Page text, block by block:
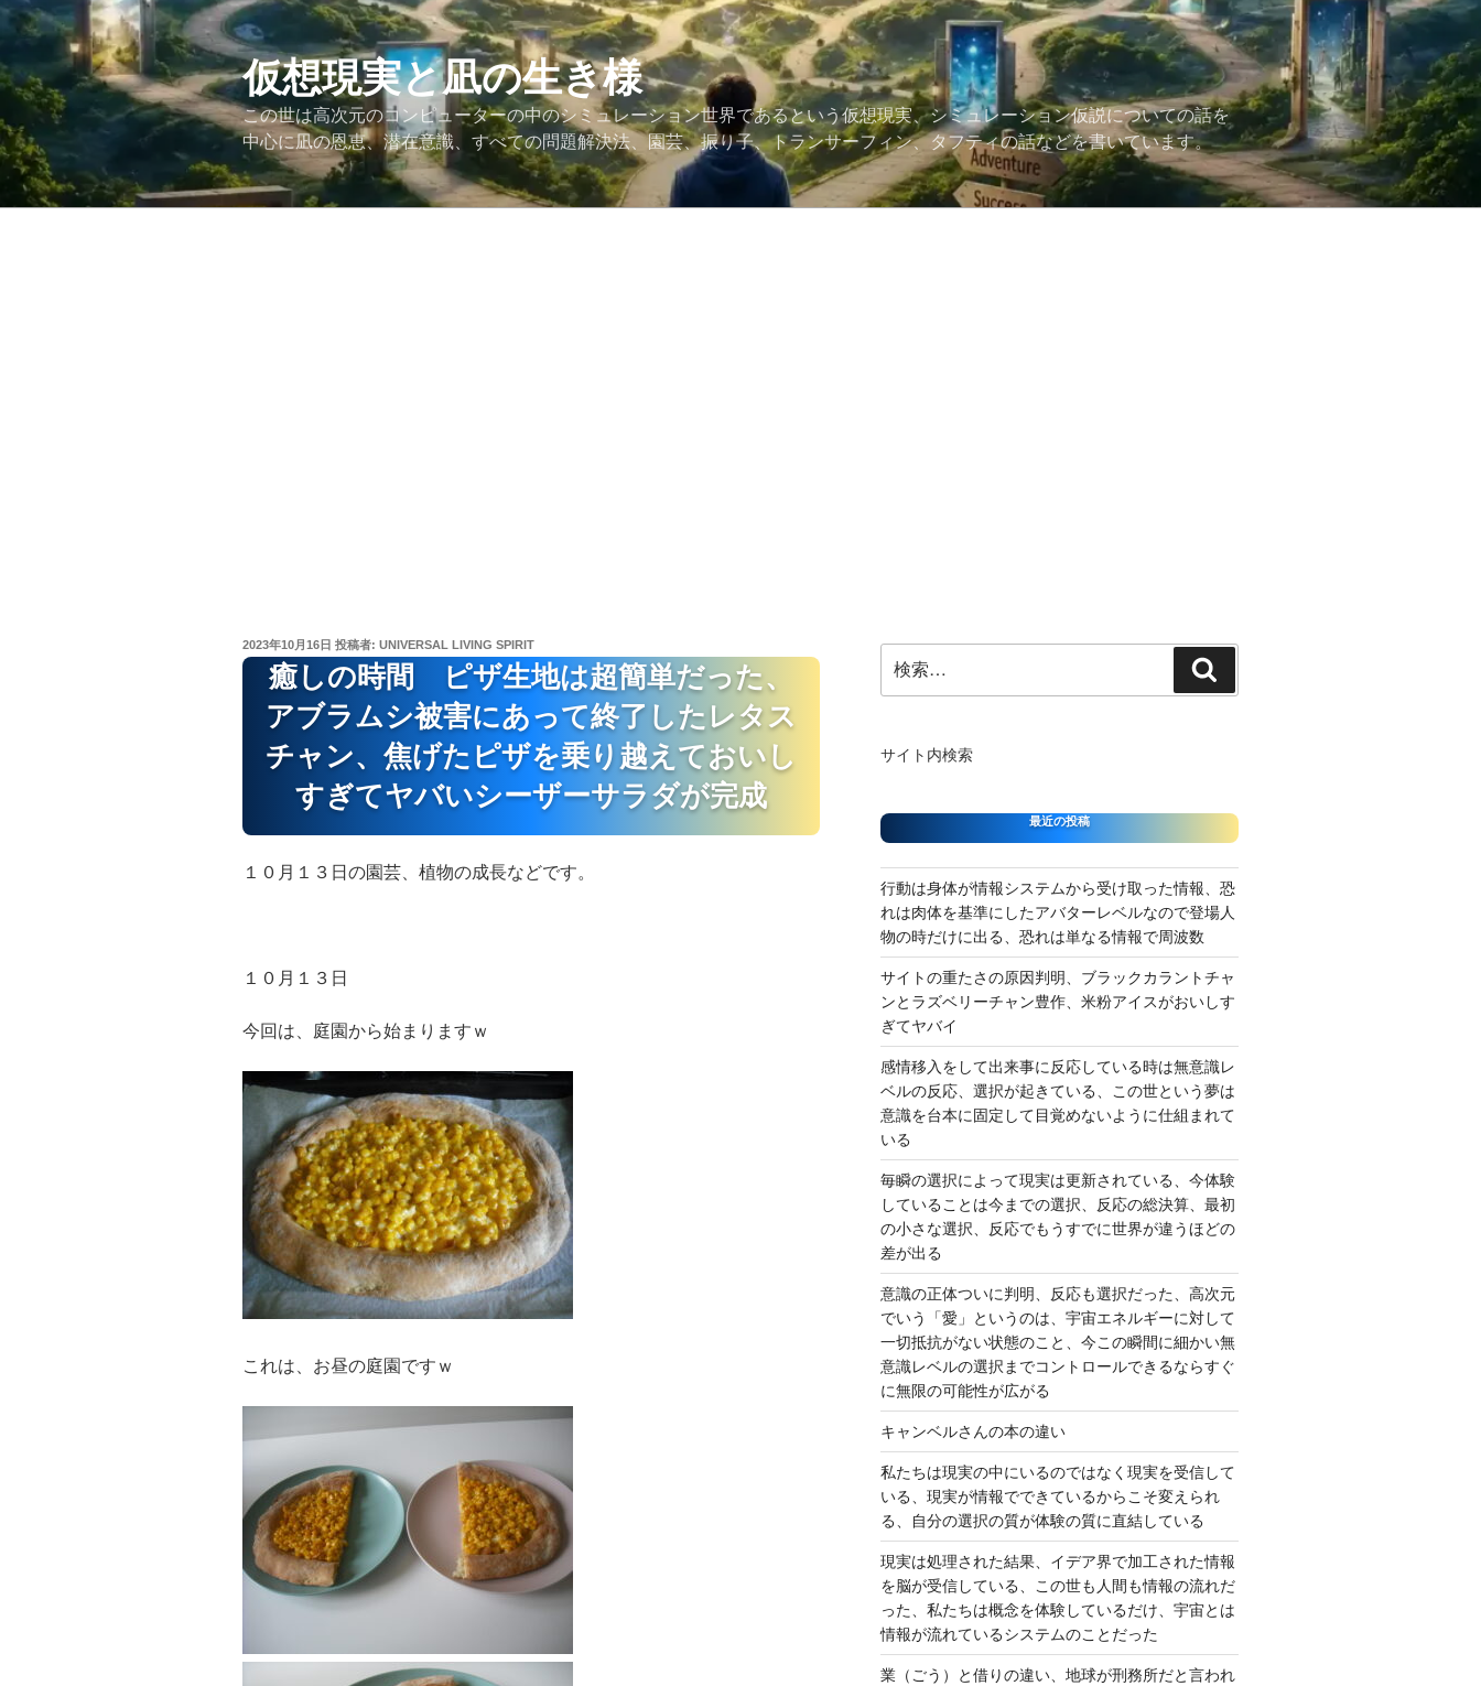
コ
テ
ン
ツ
へ
ス
仮想現実と凪の生き様
この世は高次元のコンピューターの中のシミュレーション世界であるという仮想現実、シミュレーション仮説についての話を
中心に凪の恩恵、潜在意識、すべての問題解決法、園芸、振り子、トランサーフィン、タフティの話などを書いています。
投
稿
2023年10月16日 投稿者: UNIVERSAL LIVING SPIRIT
癒しの時間 ピザ生地は超簡単だった、
アブラムシ被害にあって終了したレタス
チャン、焦げたピザを乗り越えておいし
すぎてヤバいシーザーサラダが完成
１０月１３日の園芸、植物の成長などです。
１０月１３日
今回は、庭園から始まりますｗ
これは、お昼の庭園ですｗ
索:
索
サイト内検索
最近の投稿
行動は身体が情報システムから受け取った情報、恐
れは肉体を基準にしたアバターレベルなので登場人
物の時だけに出る、恐れは単なる情報で周波数
サイトの重たさの原因判明、ブラックカラントチャ
ンとラズベリーチャン豊作、米粉アイスがおいしす
ぎてヤバイ
感情移入をして出来事に反応している時は無意識レ
ベルの反応、選択が起きている、この世という夢は
意識を台本に固定して目覚めないように仕組まれて
いる
毎瞬の選択によって現実は更新されている、今体験
していることは今までの選択、反応の総決算、最初
の小さな選択、反応でもうすでに世界が違うほどの
差が出る
意識の正体ついに判明、反応も選択だった、高次元
でいう「愛」というのは、宇宙エネルギーに対して
一切抵抗がない状態のこと、今この瞬間に細かい無
意識レベルの選択までコントロールできるならすぐ
に無限の可能性が広がる
キャンベルさんの本の違い
私たちは現実の中にいるのではなく現実を受信して
いる、現実が情報でできているからこそ変えられ
る、自分の選択の質が体験の質に直結している
現実は処理された結果、イデア界で加工された情報
を脳が受信している、この世も人間も情報の流れだ
った、私たちは概念を体験しているだけ、宇宙とは
情報が流れているシステムのことだった
業（ごう）と借りの違い、地球が刑務所だと言われ